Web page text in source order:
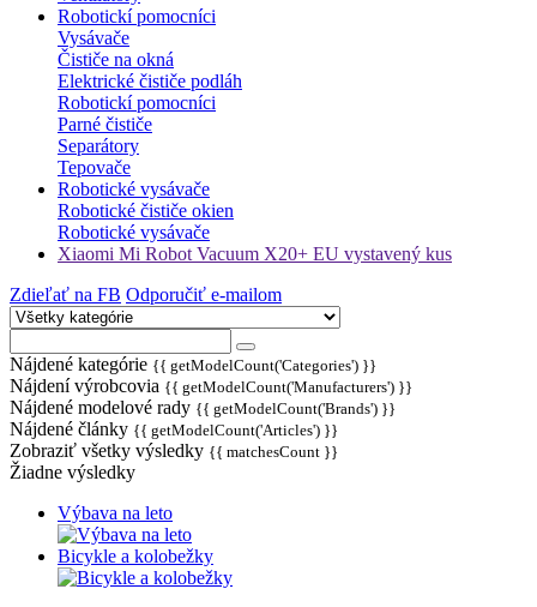
Robotickí pomocníci
Vysávače
Čističe na okná
Elektrické čističe podláh
Robotickí pomocníci
Parné čističe
Separátory
Tepovače
Robotické vysávače
Robotické čističe okien
Robotické vysávače
Xiaomi Mi Robot Vacuum X20+ EU vystavený kus
Zdieľať na FB Odporučiť e-mailom
Nájdené kategórie {{ getModelCount('Categories') }}
Nájdení výrobcovia {{ getModelCount('Manufacturers') }}
Nájdené modelové rady {{ getModelCount('Brands') }}
Nájdené články {{ getModelCount('Articles') }}
Zobraziť všetky výsledky {{ matchesCount }}
Žiadne výsledky
Výbava na leto
Bicykle a kolobežky